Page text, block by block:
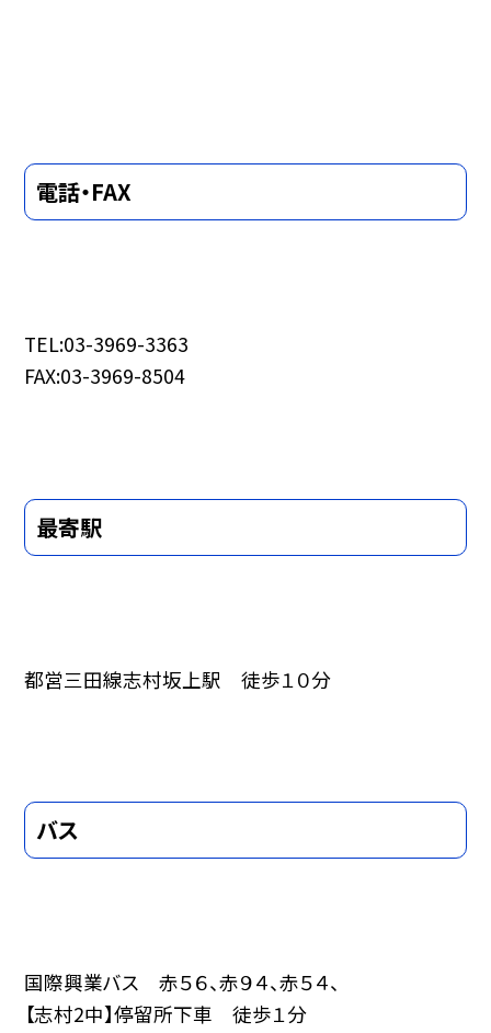
電話・FAX
TEL:03-3969-3363
FAX:03-3969-8504
最寄駅
都営三田線志村坂上駅 徒歩１０分
バス
国際興業バス 赤５６、赤９４、赤５４、
【志村2中】停留所下車 徒歩１分